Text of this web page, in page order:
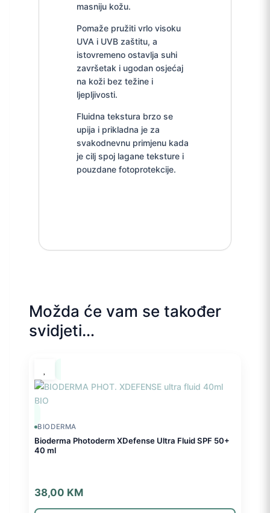
masniju kožu.
Pomaže pružiti vrlo visoku
UVA i UVB zaštitu, a
istovremeno ostavlja suhi
završetak i ugodan osjećaj
na koži bez težine i
ljepljivosti.
Fluidna tekstura brzo se
upija i prikladna je za
svakodnevnu primjenu kada
je cilj spoj lagane teksture i
pouzdane fotoprotekcije.
Možda će vam se također
svidjeti…
BIODERMA
Bioderma Photoderm XDefense Ultra Fluid SPF 50+
40 ml
38,00 KM